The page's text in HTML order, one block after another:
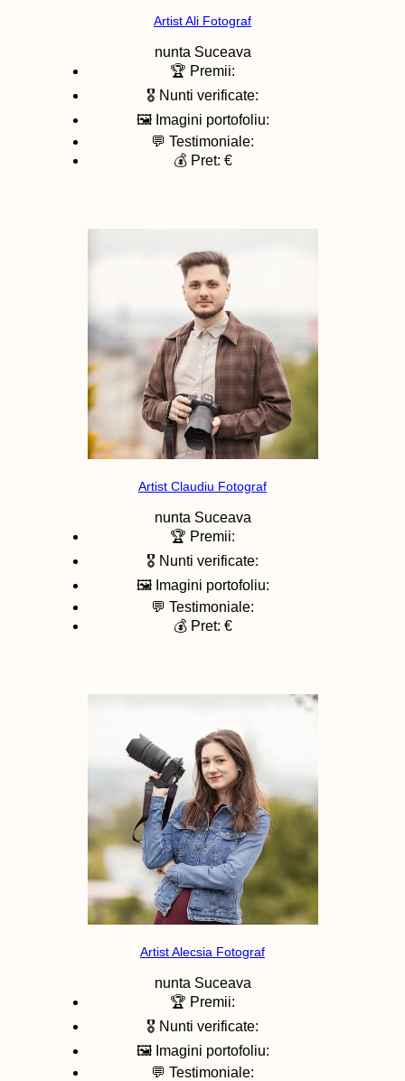
Artist Ali Fotograf
nunta Suceava
🏆 Premii:
🎖️ Nunti verificate:
🖼️ Imagini portofoliu:
💬 Testimoniale:
💰 Pret: €
Artist Claudiu Fotograf
nunta Suceava
🏆 Premii:
🎖️ Nunti verificate:
🖼️ Imagini portofoliu:
💬 Testimoniale:
💰 Pret: €
Artist Alecsia Fotograf
nunta Suceava
🏆 Premii:
🎖️ Nunti verificate:
🖼️ Imagini portofoliu:
💬 Testimoniale: